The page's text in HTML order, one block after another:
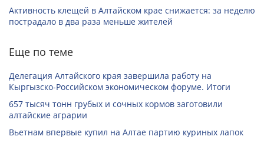
Активность клещей в Алтайском крае снижается: за неделю
пострадало в два раза меньше жителей
Еще по теме
Делегация Алтайского края завершила работу на
Кыргызско-Российском экономическом форуме. Итоги
657 тысяч тонн грубых и сочных кормов заготовили
алтайские аграрии
Вьетнам впервые купил на Алтае партию куриных лапок